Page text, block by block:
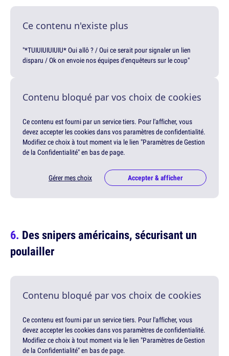
Ce contenu n'existe plus
"*TUIUIUIUIUIU* Oui allô ? / Oui ce serait pour signaler un lien
disparu / Ok on envoie nos équipes d'enquêteurs sur le coup"
Contenu bloqué par vos choix de cookies
Ce contenu est fourni par un service tiers. Pour l'afficher, vous
devez accepter les cookies dans vos paramètres de confidentialité.
Modifiez ce choix à tout moment via le lien "Paramètres de Gestion
de la Confidentialité" en bas de page.
Gérer mes choix Accepter & afficher
Des snipers américains, sécurisant un
poulailler
Contenu bloqué par vos choix de cookies
Ce contenu est fourni par un service tiers. Pour l'afficher, vous
devez accepter les cookies dans vos paramètres de confidentialité.
Modifiez ce choix à tout moment via le lien "Paramètres de Gestion
de la Confidentialité" en bas de page.